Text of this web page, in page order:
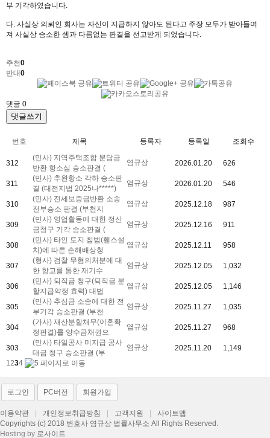
부 기각하였습니다.
다. 사실상 의뢰인 회사는 자신이 지급하지 않아도 된다고 주장 모두가 받아들여
져 사실상 승소한 셈과 다름없는 판결을 선고받게 되었습니다.
추천0
반대0
댓글 0
댓글쓰기
번호 제목 등록자 등록일 조회수
312
(민사) 지역주택조합 분담금
반환 항소심 승소판결 (
염규상 2026.01.20 626
311
(민사) 추완항소 각하 승소판
결 (대전지법 2025나*****)
염규상 2026.01.20 546
310
(민사) 전세보증금반환 소송
전부승소 판결 (부천지
염규상 2025.12.18 987
309
(민사) 영업활동에 대한 정산
금청구 기각 승소판결 (
염규상 2025.12.16 911
308
(민사) 타인 토지 침범(휀스설
치)에 따른 손해배상청
염규상 2025.12.11 958
307
(형사) 검찰 무혐의처분에 대
한 항고를 통한 재기수
염규상 2025.12.05 1,032
306
(민사) 퇴직금 청구(퇴직금 분
할지급약정 효력) 대법
염규상 2025.12.05 1,146
305
(민사) 추심금 소송에 대한 전
부기각 승소판결 (부천
염규상 2025.11.27 1,035
304
(가사) 재산분할채무(이혼확
정판결)를 양수금채권으
염규상 2025.11.27 968
303
(민사) 타일공사 미지급 공사
대금 청구 승소판결 (부
염규상 2025.11.20
1,149
1 234
로그인 PC버전 회원가입
이용약관 개인정보취급방침 고객지원
사이트맵
Copyrights (c) 2018 변호사 염규상 법률사무소 All Rights Reserved.
Hosting by 로사이트